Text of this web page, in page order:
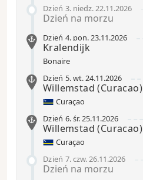
Dzień 3. niedz.22.11.2026
Dzień na morzu
Dzień 4. pon.23.11.2026
Kralendijk
Bonaire
Dzień 5.wt.24.11.2026
Willemstad(Curacao)
Curaçao
Dzień 6.śr.25.11.2026
Willemstad(Curacao)
Curaçao
Dzień 7.czw.26.11.2026
Dzień na morzu